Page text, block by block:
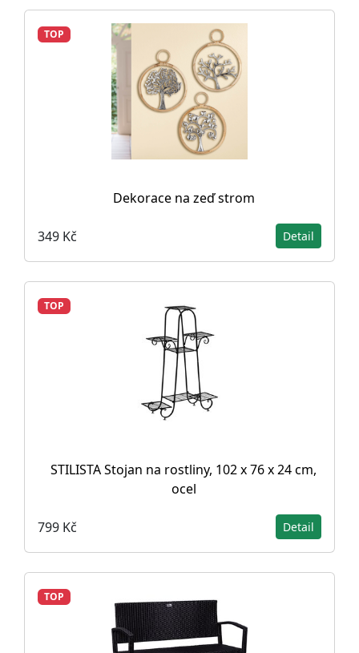
TOP
Dekorace na zeď strom
349 Kč Detail
TOP
STILISTA Stojan na rostliny, 102 x 76 x 24 cm,
ocel
799 Kč Detail
TOP